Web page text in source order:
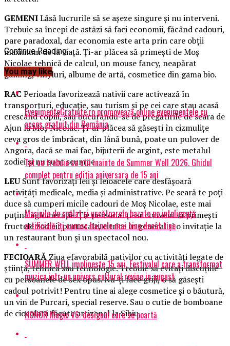
GEMENILăsă lucrurile să se aşeze singure şi nu interveni.
Trebuie sa începi de astăzi să faci economii, făcând cadouri,
pare paradoxal, dar economia este arta prin care obţii
maximum de la viaţă. Ți-ar plăcea să primeşti de Moş
Nicolae tehnică de calcul, un mouse fancy, neapărat
gaming, vinyluri, albume de artă, cosmetice din gama bio.
RAC Perioada favorizează nativii care activează în
transporturi, educaţie, sau turism şi pe cei care stau acasă
crescând copiii, sau bucurându-se de pregătirile de seara de
Ajun la Moş Nicolae. Ți-ar plăcea să găseşti în cizmuliţe
ceva gros de îmbrăcat, din lână bună, poate un pulover de
Angora, dacă se mai fac, bijuterii de argint, este metalul
zodiei şi nu sunt scumpe.
LEUSunt favorizaţi leii şi leioacele care desfăşoară
activităţi medicale, media şi administrative. Pe seară te poţi
duce să cumperi micile cadouri de Moş Nicolae, este mai
puţină aglomeraţie. Ție personal ţi-ar conveni să primeşti
fructele zodiei: portocale, citrice în general şi o invitaţie la
un restaurant bun şi un spectacol nou.
FECIOARĂ Ziua efavorabilă nativilor cu activităţi legate de
ştiinţă, tehnică sau tehnologie. Trebuie să evitaţi discuţiile
cu persoanele de sex opus. Nu-ţi face griji, o să găseşti
cadoul potrivit! Pentru tine ai alege cosmetice şi o băutură,
un vin de Purcari, special reserve. Sau o cutie de bomboane
de ciocolată făcute artizanal la Sibiu.
Continue Reading
You may like
EvenimenteGratuite.ro promovează online evenimentele cu
acces gratuit din România
Tot ce trebuie sa stii inainte de Summer Well 2026. Ghidul
complet pentru editia aniversara de 15 ani
Mașinile de spălat și uscătoarele bazate pe inteligență
artificială îți cunosc hainele mai bine decât tine
SUMMER WELL implineste 15 ani. Festivalul care a transformat
muzica intr-un univers cultural revine in august
HONOR Magic V6: designul care se poartă